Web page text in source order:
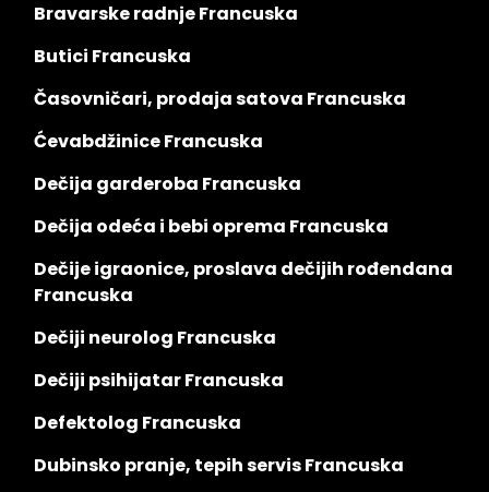
Bravarske radnje Francuska
Butici Francuska
Časovničari, prodaja satova Francuska
Ćevabdžinice Francuska
Dečija garderoba Francuska
Dečija odeća i bebi oprema Francuska
Dečije igraonice, proslava dečijih rođendana
Francuska
Dečiji neurolog Francuska
Dečiji psihijatar Francuska
Defektolog Francuska
Dubinsko pranje, tepih servis Francuska